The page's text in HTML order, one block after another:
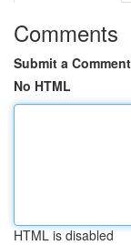
Comments
Submit a Comment
No HTML
HTML is disabled